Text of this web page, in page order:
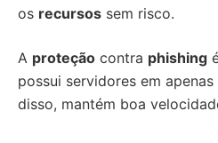
os recursos sem risco.
A proteção contra phishing
possui servidores em
disso, mantém boa